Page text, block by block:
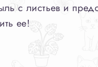
с листьев и
ее!